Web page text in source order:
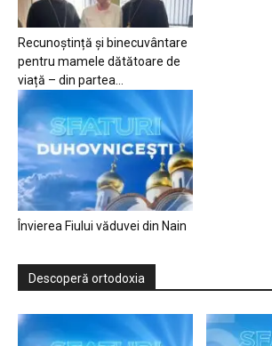
Recunoștință și binecuvântare
pentru mamele dătătoare de
viață – din partea...
Învierea Fiului văduvei din Nain
Descoperă ortodoxia